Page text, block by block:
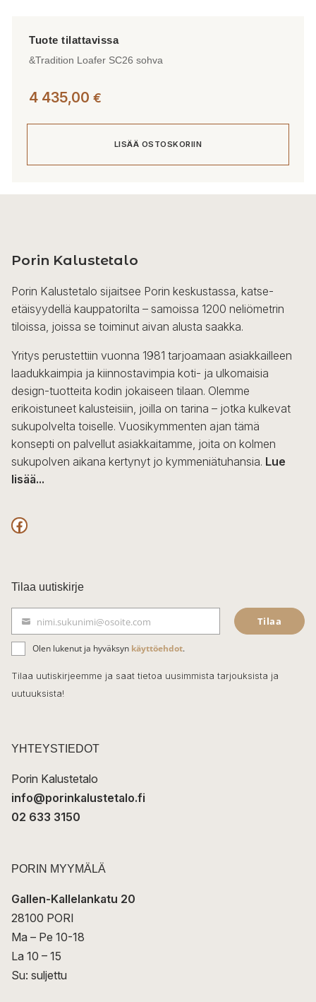
&Tradition Loafer SC26 sohva
4 435,00 €
LISÄÄ OSTOSKORIIN
Porin Kalustetalo
Porin Kalustetalo sijaitsee Porin keskustassa, katse-
etäisyydellä kauppatorilta – samoissa 1200 neliömetrin
tiloissa, joissa se toiminut aivan alusta saakka.
Yritys perustettiin vuonna 1981 tarjoamaan asiakkailleen
laadukkaimpia ja kiinnostavimpia koti- ja ulkomaisia
design-tuotteita kodin jokaiseen tilaan. Olemme
erikoistuneet kalusteisiin, joilla on tarina – jotka kulkevat
sukupolvelta toiselle. Vuosikymmenten ajan tämä
konsepti on palvellut asiakkaitamme, joita on kolmen
sukupolven aikana kertynyt jo kymmeniätuhansia. Lue
lisää...
F
c
e
b
o
o
k
Tilaa uutiskirje
ä
h
k
t
nimi.sukunimi@osoite.com Tilaa
Olen lukenut ja hyväksyn käyttöehdot.
Tilaa uutiskirjeemme ja saat tietoa uusimmista tarjouksista ja
uutuuksista!
YHTEYSTIEDOT
Porin Kalustetalo
info@porinkalustetalo.fi
02 633 3150
PORIN MYYMÄLÄ
Gallen-Kallelankatu 20
28100 PORI
Ma – Pe 10-18
La 10 – 15
Su: suljettu